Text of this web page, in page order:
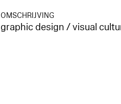
OMSCHRIJVING
graphic design / visual